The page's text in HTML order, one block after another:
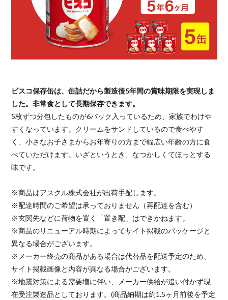
ビスコ保存缶は、缶詰だから製造後5年間の賞味期限を実現しま
した。非常食として長期保存できます。
5枚ずつ分包したものが6パック入っているため、家族でわけや
すくなっています。クリームをサンドしているので食べやす
く、小さなお子さまからお年寄りの方まで幅広い年齢の方に食
べていただけます。いざというとき、なつかしくてほっとする
味です。
※商品はアスクル株式会社が出荷手配します。
※配達時間のご希望は承っておりません（再配達を含む）
※玄関先などに荷物を置く「置き配」はできかねます。
※商品のリニューアル時期によってサイト掲載のパッケージと
異なる場合がございます。
※メーカー終売の商品がある場合は代替品を配送予定のため、
サイト掲載画像と内容が異なる場合がございます。
※地震対策による需要増に伴い、メーカー供給が追い付かず現
在受注製造品としております。(商品納期は約1.5ヶ月前後を予定